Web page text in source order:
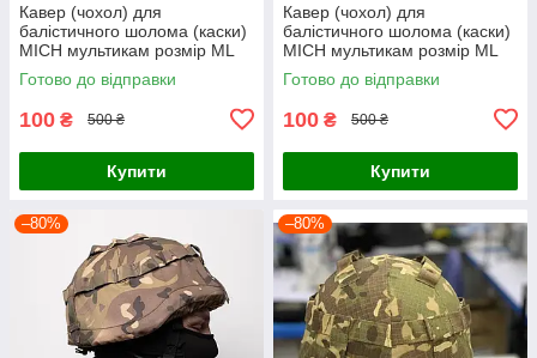
Кавер (чохол) для
балістичного шолома (каски)
MICH мультикам розмір МL
Готово до відправки
100 ₴ 500 ₴
Купити
Кавер (чохол) для
балістичного шолома (каски)
MICH мультикам розмір МL
Готово до відправки
100 ₴ 500 ₴
Купити
–80% –80%